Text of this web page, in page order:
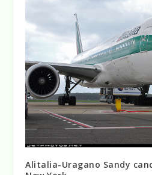
Alitalia-Uragano Sandy